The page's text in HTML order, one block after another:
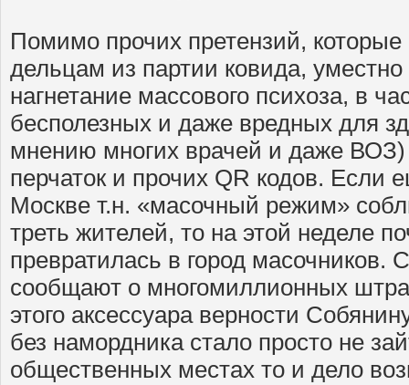
Помимо прочих претензий,
дельцам из партии ковида,
нагнетание массового психоза, в
бесполезных и даже вредных для
мнению многих врачей и даже ВОЗ)
перчаток и прочих QR кодов. Если
Москве т.н. «масочный режим»
треть жителей, то на этой неделе
превратилась в город масочников.
сообщают о многомиллионных
этого аксессуара верности
без намордника стало просто не
общественных местах то и дело